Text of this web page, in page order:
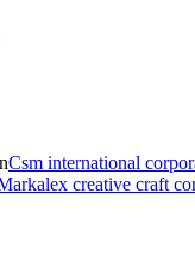
Csm international
creative craft